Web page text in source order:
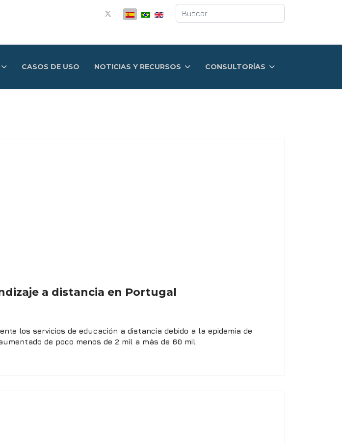
Buscar
CASOS DE USO NOTICIAS Y RECURSOS CONSULTORÍAS
a distancia en Portugal
los servicios de educación a distancia debido a la epidemia de
de poco menos de 2 mil a más de 60 mil.